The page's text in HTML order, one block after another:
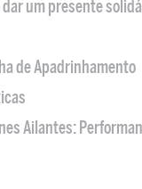
um presente
de Apadrinhamento
Ailantes: